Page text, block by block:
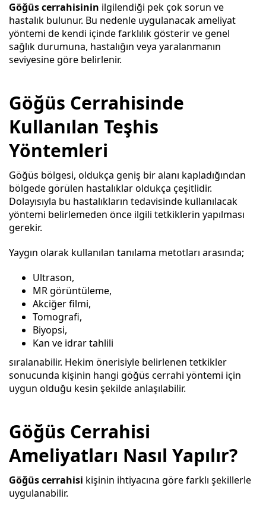
Göğüs cerrahisinin ilgilendiği pek çok sorun ve
hastalık bulunur. Bu nedenle uygulanacak ameliyat
yöntemi de kendi içinde farklılık gösterir ve genel
sağlık durumuna, hastalığın veya yaralanmanın
seviyesine göre belirlenir.
Göğüs Cerrahisinde
Kullanılan Teşhis
Yöntemleri
Göğüs bölgesi, oldukça geniş bir alanı kapladığından
bölgede görülen hastalıklar oldukça çeşitlidir.
Dolayısıyla bu hastalıkların tedavisinde kullanılacak
yöntemi belirlemeden önce ilgili tetkiklerin yapılması
gerekir.
Yaygın olarak kullanılan tanılama metotları arasında;
Ultrason,
MR görüntüleme,
Akciğer filmi,
Tomografi,
Biyopsi,
Kan ve idrar tahlili
sıralanabilir. Hekim önerisiyle belirlenen tetkikler
sonucunda kişinin hangi göğüs cerrahi yöntemi için
uygun olduğu kesin şekilde anlaşılabilir.
Göğüs Cerrahisi
Ameliyatları Nasıl Yapılır?
Göğüs cerrahisi kişinin ihtiyacına göre farklı şekillerle
uygulanabilir.